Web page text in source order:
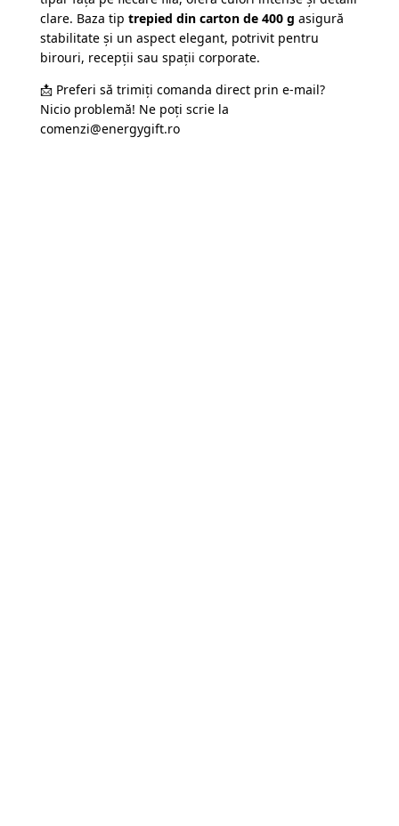
clare. Baza tip trepied din carton de 400 g asigură
stabilitate și un aspect elegant, potrivit pentru
birouri, recepții sau spații corporate.
📩 Preferi să trimiți comanda direct prin e-mail?
Nicio problemă! Ne poți scrie la
comenzi@energygift.ro